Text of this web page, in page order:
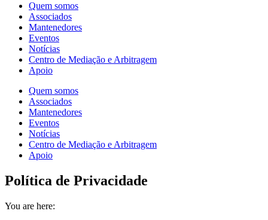
Quem somos
Associados
Mantenedores
Eventos
Notícias
Centro de Mediação e Arbitragem
Apoio
Quem somos
Associados
Mantenedores
Eventos
Notícias
Centro de Mediação e Arbitragem
Apoio
Política de Privacidade
You are here: